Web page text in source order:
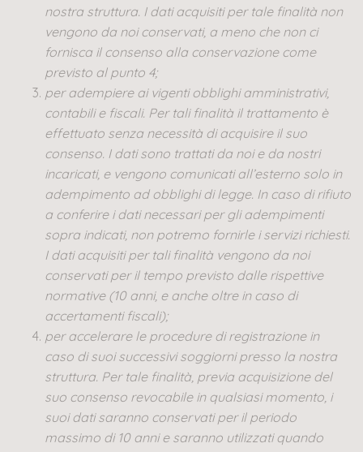
nostra struttura. I dati acquisiti per tale finalità non
vengono da noi conservati, a meno che non ci
fornisca il consenso alla conservazione come
previsto al punto 4;
per adempiere ai vigenti obblighi amministrativi,
contabili e fiscali. Per tali finalità il trattamento è
effettuato senza necessità di acquisire il suo
consenso. I dati sono trattati da noi e da nostri
incaricati, e vengono comunicati all’esterno solo in
adempimento ad obblighi di legge. In caso di rifiuto
a conferire i dati necessari per gli adempimenti
sopra indicati, non potremo fornirle i servizi richiesti.
I dati acquisiti per tali finalità vengono da noi
conservati per il tempo previsto dalle rispettive
normative (10 anni, e anche oltre in caso di
accertamenti fiscali);
per accelerare le procedure di registrazione in
caso di suoi successivi soggiorni presso la nostra
struttura. Per tale finalità, previa acquisizione del
suo consenso revocabile in qualsiasi momento, i
suoi dati saranno conservati per il periodo
massimo di 10 anni e saranno utilizzati quando